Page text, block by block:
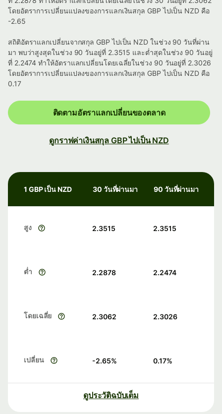
โดยอัตราการเปลี่ยนแปลงของการแลกเงินสกุล GBP ไปเป็น NZD คือ
-2.65
สถิติอัตราแลกเปลี่ยนจากสกุล GBP ไปเป็น NZD ในช่วง 90 วันที่ผ่าน
มา พบว่าสูงสุดในช่วง 90 วันอยู่ที่ 2.3515 และต่ำสุดในช่วง 90 วันอยู่
ที่ 2.2474 ทำให้อัตราแลกเปลี่ยนโดยเฉลี่ยในช่วง 90 วันอยู่ที่ 2.3026
โดยอัตราการเปลี่ยนแปลงของการแลกเงินสกุล GBP ไปเป็น NZD คือ
0.17
ติดตามอัตราแลกเปลี่ยนของตลาด
ดูกราฟค่าเงินสกุล GBP ไปเป็น NZD
1 GBP เป็น NZD 30 วันที่ผ่านมา 90 วันที่ผ่านมา
สูง 2.3515 2.3515
ต่ำ 2.2878 2.2474
โดยเฉลี่ย 2.3062 2.3026
เปลี่ยน -2.65% 0.17%
ดูประวัติฉบับเต็ม